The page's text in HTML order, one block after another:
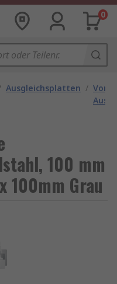
0
Ausgleichsplatten /
100 mm
100mm Grau